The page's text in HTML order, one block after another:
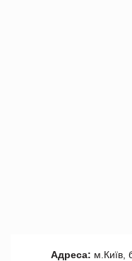
Адреса: м.Київ,